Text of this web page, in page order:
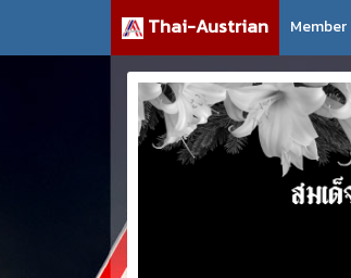
Thai-Austrian Member